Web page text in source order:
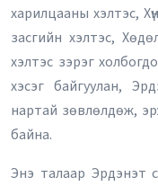
харилцааны хэлтэс,
засгийн хэлтэс,
хэлтэс зэрэг
хэсэг байгуулан,
нартай зөвлөлдөж,
байна.
Энэ талаар Эрдэнэт